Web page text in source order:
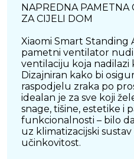
NAPREDNA PAMETNA
ZA CIJELI DOM
Xiaomi Smart Standing
pametni ventilator nudi
ventilaciju koja nadilazi
Dizajniran kako bi
raspodjelu zraka po
idealan je za sve koji
snage, tišine, estetike i
funkcionalnosti – bilo
uz klimatizacijski
učinkovitost.